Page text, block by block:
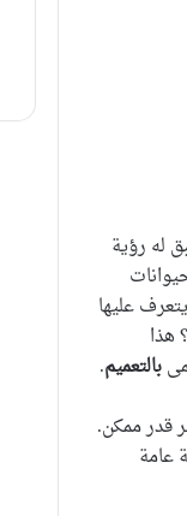
له رؤية
عليها
هذا
بالتعميم.
قدر ممكن.
عامة